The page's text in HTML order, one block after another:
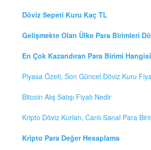
Döviz Sepeti Kuru Kaç TL
Gelişmekte Olan Ülke Para Birimleri
En Çok Kazandıran Para Birimi Hangisi
Piyasa Özeti, Son Güncel Döviz Kuru
Bitcoin Alış Satışı Fiyatı Nedir
Kripto Döviz Kurları, Canlı Sanal Para
Kripto Para Değer Hesaplama